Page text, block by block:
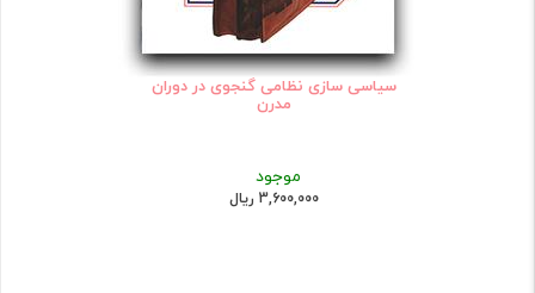
سیاسی سازی نظامی گنجوی در دوران
مدرن
موجود
3,600,000 ریال